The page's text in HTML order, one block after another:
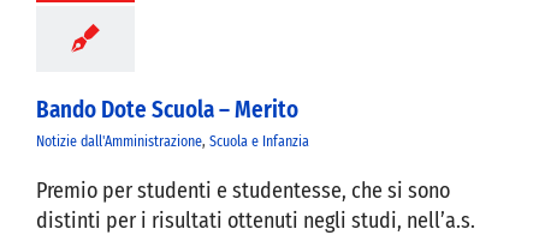
Bando Dote Scuola – Merito
Notizie dall'Amministrazione, Scuola e Infanzia
Premio per studenti e studentesse, che si sono
distinti per i risultati ottenuti negli studi, nell’a.s.